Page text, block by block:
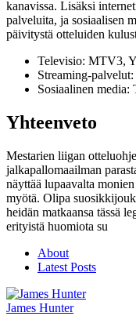
kanavissa. Lisäksi
palveluita, ja sosiaalisen
päivitystä otteluiden
Televisio: MTV3,
Streaming-
Sosiaalinen
Yhteenveto
Mestarien liigan
jalkapallomaailman
näyttää lupaavalta
myötä. Olipa
heidän matkaansa tässä
erityistä huomiota su
About
Latest Posts
James Hunter